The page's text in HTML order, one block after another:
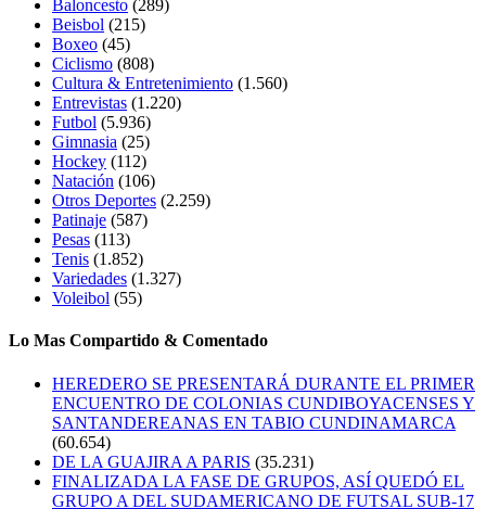
Baloncesto (289)
Beisbol (215)
Boxeo (45)
Ciclismo (808)
Cultura & Entretenimiento (1.560)
Entrevistas (1.220)
Futbol (5.936)
Gimnasia (25)
Hockey (112)
Natación (106)
Otros Deportes (2.259)
Patinaje (587)
Pesas (113)
Tenis (1.852)
Variedades (1.327)
Voleibol (55)
Lo Mas Compartido & Comentado
HEREDERO SE PRESENTARÁ DURANTE EL PRIMER
ENCUENTRO DE COLONIAS CUNDIBOYACENSES Y
SANTANDEREANAS EN TABIO CUNDINAMARCA
(60.654)
DE LA GUAJIRA A PARIS (35.231)
FINALIZADA LA FASE DE GRUPOS, ASÍ QUEDÓ EL
GRUPO A DEL SUDAMERICANO DE FUTSAL SUB-17